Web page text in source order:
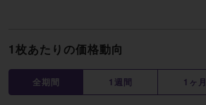
1枚あたりの価格動向
全期間 1週間 1ヶ月